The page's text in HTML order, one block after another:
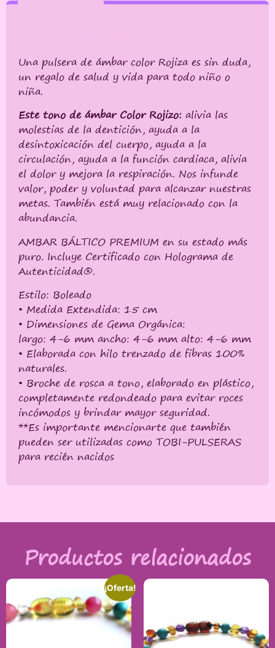
Una pulsera de ámbar color Rojiza es sin duda,
un regalo de salud y vida para todo niño o
niña.
Este tono de ámbar Color Rojizo: alivia las
molestias de la dentición, ayuda a la
desintoxicación del cuerpo, ayuda a la
circulación, ayuda a la función cardiaca, alivia
el dolor y mejora la respiración. Nos infunde
valor, poder y voluntad para alcanzar nuestras
metas. También está muy relacionado con la
abundancia.
AMBAR BÁLTICO PREMIUM en su estado más
puro. Incluye Certificado con Holograma de
Autenticidad®.
Estilo: Boleado
• Medida Extendida: 15 cm
• Dimensiones de Gema Orgánica:
largo: 4-6 mm ancho: 4-6 mm alto: 4-6 mm
• Elaborada con hilo trenzado de fibras 100%
naturales.
• Broche de rosca a tono, elaborado en plástico,
completamente redondeado para evitar roces
incómodos y brindar mayor seguridad.
**Es importante mencionarte que también
pueden ser utilizadas como TOBI-PULSERAS
para recién nacidos
Productos relacionados
¡Oferta!